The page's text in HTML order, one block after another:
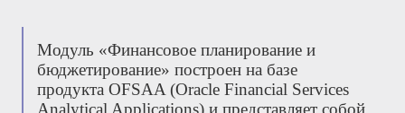
Модуль «Финансовое планирование и
бюджетирование» построен на базе
продукта OFSAA (Oracle Financial Services
Analytical Applications) и представляет собой